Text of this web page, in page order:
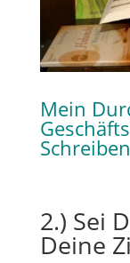
Mein
2.) Sei
Deine